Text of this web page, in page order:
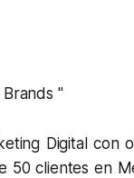
"
Digital con
50 clientes en